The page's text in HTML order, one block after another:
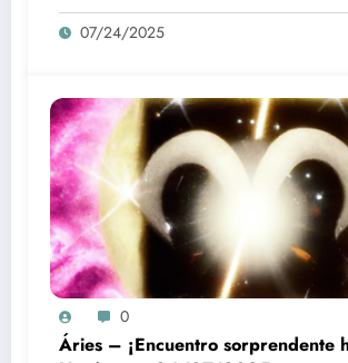
07/24/2025
0
Áries – ¡Encuentro sorprendente